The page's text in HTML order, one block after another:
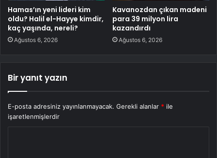
Hamas’ın yeni lideri kim
oldu? Halil el-Hayye kimdir,
kaç yaşında, nereli?
Ağustos 6, 2026
Kavanozdan çıkan madeni
para 39 milyon lira
kazandırdı
Ağustos 6, 2026
Bir yanıt yazın
E-posta adresiniz yayınlanmayacak. Gerekli alanlar * ile
işaretlenmişlerdir